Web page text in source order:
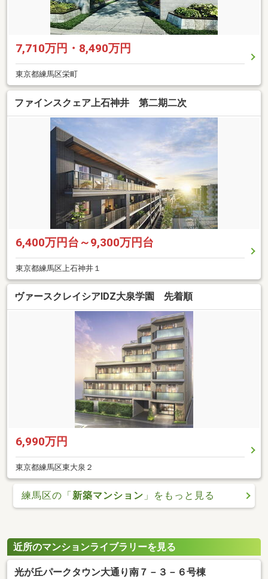
7,710万円・8,490万円
東京都練馬区栄町
ファインスクェア上石神井 第二期二次
6,400万円台～9,300万円台
東京都練馬区上石神井１
ヴァースクレイシアIDZ大泉学園 先着順
6,990万円
東京都練馬区東大泉２
練馬区の「新築マンション 」をもっと見る
近所のマンションライブラリーを見る
光が丘パークタウン大通り南７－３－６号棟